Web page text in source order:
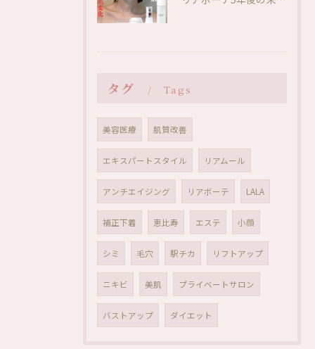
タグ Tags
美容医療 肌質改善
エキスパートスタイル リアムール
アンチエイジング リアボーテ LALA
補正下着 恵比寿 エステ 小顔
シミ 毛穴 駅チカ リフトアップ
ニキビ 美肌 プライベートサロン
バストアップ ダイエット